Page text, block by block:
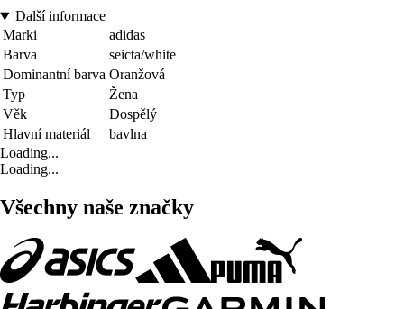
Další informace
Marki
adidas
Barva
seicta/white
Dominantní barva Oranžová
Typ
Žena
Věk
Dospělý
Hlavní materiál
bavlna
Loading...
Loading...
Všechny naše značky